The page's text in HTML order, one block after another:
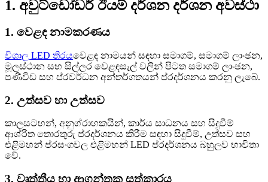
1. අවුට්ඩෝඩර් ඊයම් දර්ශන දර්ශන අවස්ථා
1. වෙළඳ නාමකරණය
විශාල LED තිරයවෙළඳ නාමයන් සඳහා සමාගම්, සමාගම් ලාංඡන,
මූලස්ථාන සහ සිල්ලර වෙළඳසැල් වලින් පිටත සමාගම් ලාංඡන,
පණිවිඩ සහ ප්රවර්ධන අන්තර්ගතයන් ප්රදර්ශනය කරනු ලැබේ.
2. උත්සව හා උත්සව
කාලසටහන්, අනුග්රාහකයින්, කාර්ය සාධනය සහ සිදුවීම්
ආශ්රිත තොරතුරු ප්රදර්ශනය කිරීම සඳහා සිදුවීම්, උත්සව සහ
එළිමහන් ප්රසංගවල එළිමහන් LED ප්රදර්ශනය බහුලව භාවිතා
වේ.
3. වෘත්තීය හා ආගන්තුක සත්කාරය